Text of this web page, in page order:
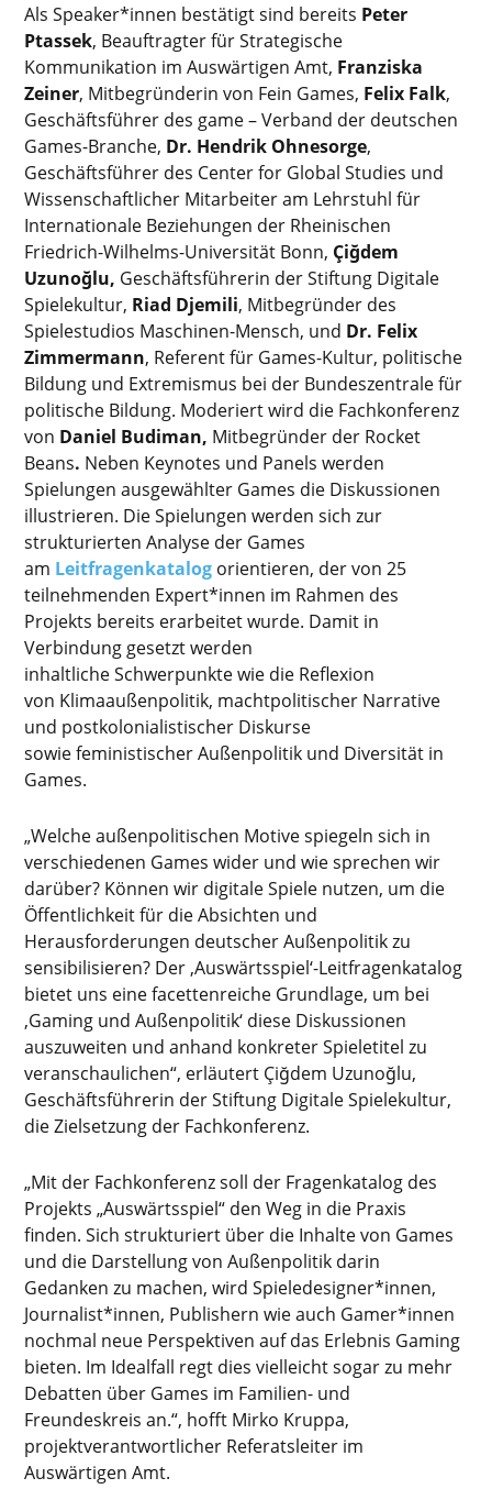
Als Speaker*innen bestätigt sind bereits Peter
Ptassek, Beauftragter für Strategische
Kommunikation im Auswärtigen Amt, Franziska
Zeiner, Mitbegründerin von Fein Games, Felix Falk,
Geschäftsführer des game – Verband der deutschen
Games-Branche, Dr. Hendrik Ohnesorge,
Geschäftsführer des Center for Global Studies und
Wissenschaftlicher Mitarbeiter am Lehrstuhl für
Internationale Beziehungen der Rheinischen
Friedrich-Wilhelms-Universität Bonn, Çiğdem
Uzunoğlu, Geschäftsführerin der Stiftung Digitale
Spielekultur, Riad Djemili, Mitbegründer des
Spielestudios Maschinen-Mensch, und Dr. Felix
Zimmermann, Referent für Games-Kultur, politische
Bildung und Extremismus bei der Bundeszentrale für
politische Bildung. Moderiert wird die Fachkonferenz
von Daniel Budiman, Mitbegründer der Rocket
Beans. Neben Keynotes und Panels werden
Spielungen ausgewählter Games die Diskussionen
illustrieren. Die Spielungen werden sich zur
strukturierten Analyse der Games
am Leitfragenkatalog orientieren, der von 25
teilnehmenden Expert*innen im Rahmen des
Projekts bereits erarbeitet wurde. Damit in
Verbindung gesetzt werden
inhaltliche Schwerpunkte wie die Reflexion
von Klimaaußenpolitik, machtpolitischer Narrative
und postkolonialistischer Diskurse
sowie feministischer Außenpolitik und Diversität in
Games.
„Welche außenpolitischen Motive spiegeln sich in
verschiedenen Games wider und wie sprechen wir
darüber? Können wir digitale Spiele nutzen, um die
Öffentlichkeit für die Absichten und
Herausforderungen deutscher Außenpolitik zu
sensibilisieren? Der ‚Auswärtsspiel‘-Leitfragenkatalog
bietet uns eine facettenreiche Grundlage, um bei
‚Gaming und Außenpolitik‘ diese Diskussionen
auszuweiten und anhand konkreter Spieletitel zu
veranschaulichen“, erläutert Çiğdem Uzunoğlu,
Geschäftsführerin der Stiftung Digitale Spielekultur,
die Zielsetzung der Fachkonferenz.
„Mit der Fachkonferenz soll der Fragenkatalog des
Projekts „Auswärtsspiel“ den Weg in die Praxis
finden. Sich strukturiert über die Inhalte von Games
und die Darstellung von Außenpolitik darin
Gedanken zu machen, wird Spieledesigner*innen,
Journalist*innen, Publishern wie auch Gamer*innen
nochmal neue Perspektiven auf das Erlebnis Gaming
bieten. Im Idealfall regt dies vielleicht sogar zu mehr
Debatten über Games im Familien- und
Freundeskreis an.“, hofft Mirko Kruppa,
projektverantwortlicher Referatsleiter im
Auswärtigen Amt.